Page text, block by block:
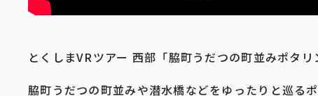
とくしまVRツアー 西部「脇町うだつの町並みポタ
脇町うだつの町並みや潜水橋などをゆったりと巡る